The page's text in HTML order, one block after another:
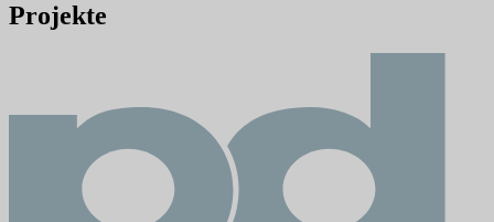
Projekte